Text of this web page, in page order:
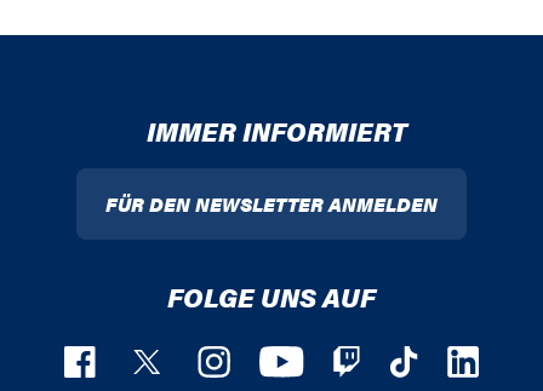
IMMER INFORMIERT
FÜR DEN NEWSLETTER ANMELDEN
FOLGE UNS AUF